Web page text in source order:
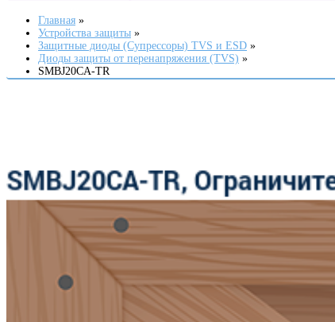
Главная
Устройства защиты
Защитные диоды (Супрессоры) TVS и ESD
Диоды защиты от перенапряжения (TVS)
SMBJ20CA-TR